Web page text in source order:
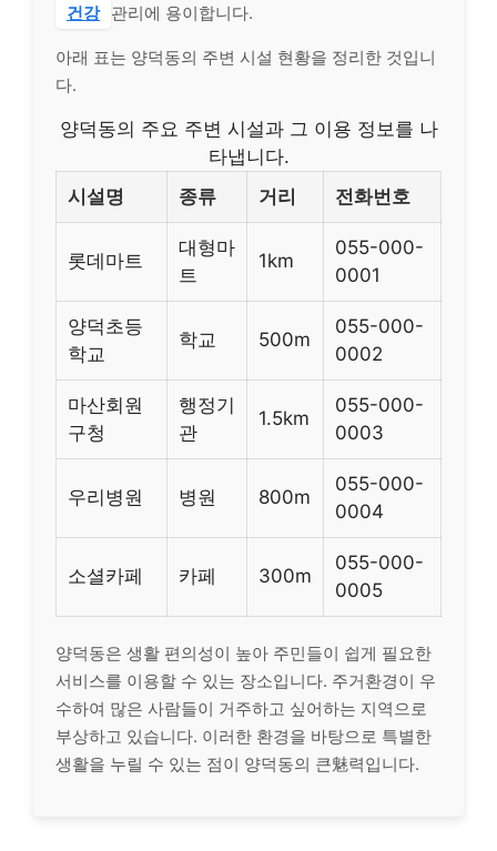
건강 관리에 용이합니다.
아래 표는 양덕동의 주변 시설 현황을 정리한 것입니
다.
양덕동의 주요 주변 시설과 그 이용 정보를 나
타냅니다.
시설명
종류 거리 전화번호
롯데마트
대형마
트
1km
055-000-
0001
양덕초등
학교
학교 500m
055-000-
0002
마산회원
구청
행정기
관
1.5km
055-000-
0003
우리병원 병원 800m
055-000-
0004
소셜카페 카페 300m
055-000-
0005
양덕동은 생활 편의성이 높아 주민들이 쉽게 필요한
서비스를 이용할 수 있는 장소입니다. 주거환경이 우
수하여 많은 사람들이 거주하고 싶어하는 지역으로
부상하고 있습니다. 이러한 환경을 바탕으로 특별한
생활을 누릴 수 있는 점이 양덕동의 큰魅력입니다.